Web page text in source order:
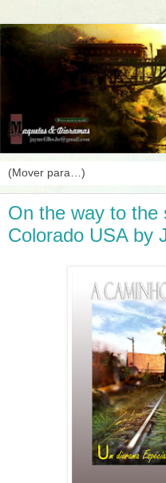
On the way to the
Colorado USA by